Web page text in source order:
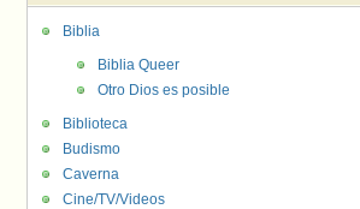
Biblia
Biblia Queer
Otro Dios es posible
Biblioteca
Budismo
Caverna
Cine/TV/Videos